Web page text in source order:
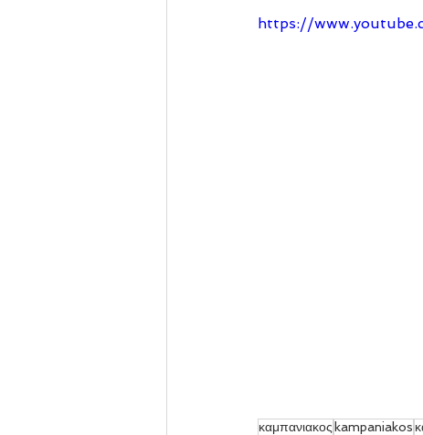
https://
καμπανιακοςkampaniakos